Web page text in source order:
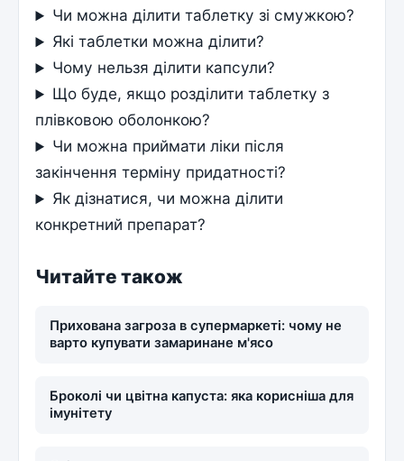
Чи можна ділити таблетку зі смужкою?
Які таблетки можна ділити?
Чому нельзя ділити капсули?
Що буде, якщо розділити таблетку з
плівковою оболонкою?
Чи можна приймати ліки після
закінчення терміну придатності?
Як дізнатися, чи можна ділити
конкретний препарат?
Читайте також
Прихована загроза в супермаркеті: чому не
варто купувати замаринане м'ясо
Броколі чи цвітна капуста: яка корисніша для
імунітету